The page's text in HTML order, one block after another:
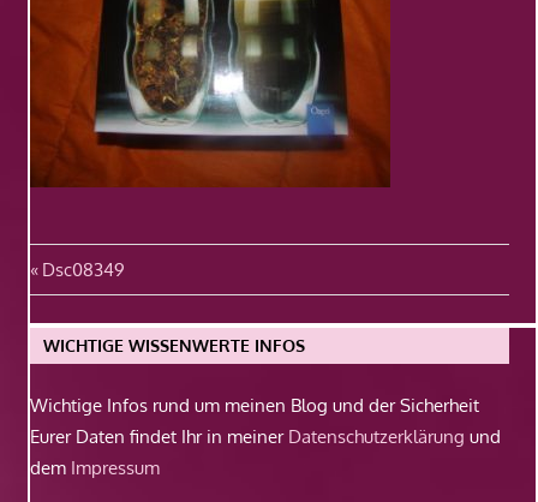
Beitragsnavigation
Vorheriger
Beitrag:
Dsc08349
WICHTIGE WISSENWERTE INFOS
Wichtige Infos rund um meinen Blog und der Sicherheit
Eurer Daten findet Ihr in meiner Datenschutzerklärung und
dem Impressum